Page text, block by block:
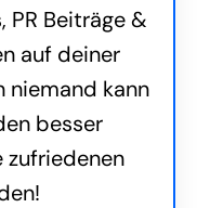
PR Beiträge &
auf deiner
niemand kann
besser